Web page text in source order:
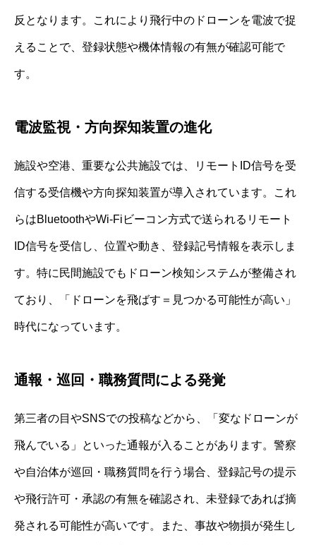
反となります。これにより飛行中のドローンを電波で捉
えることで、登録状態や機体情報の有無が確認可能で
す。
電波監視・方向探知装置の進化
施設や空港、重要な公共施設では、リモートID信号を受
信する受信機や方向探知装置が導入されています。これ
らはBluetoothやWi-Fiビーコン方式で送られるリモート
ID信号を受信し、位置や動き、登録記号情報を表示しま
す。特に民間施設でもドローン検知システムが整備され
ており、「ドローンを飛ばす＝見つかる可能性が高い」
時代になっています。
通報・巡回・職務質問による発覚
第三者の目やSNSでの投稿などから、「変なドローンが
飛んでいる」といった通報が入ることがあります。警察
や自治体が巡回・職務質問を行う場合、登録記号の提示
や飛行許可・承認の有無を確認され、未登録であれば摘
発される可能性が高いです。また、事故や物損が発生し